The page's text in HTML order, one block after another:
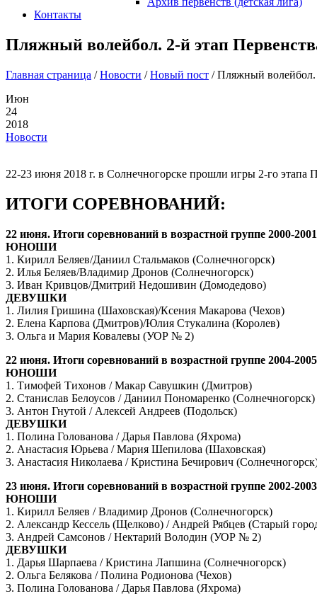
Контакты
Пляжный волейбол. 2-й этап
Главная страница /Новости /Новый пост /Пляжный волейбол.
Июн
24
2018
Новости
22-23 июня 2018 г. в Солнечногорске прошли игры 2-го этапа
ИТОГИ СОРЕВНОВАНИЙ:
22 июня. Итоги соревнований в возрастной группе 2000-
ЮНОШИ
1. Кирилл Беляев/Даниил Стальмаков (Солнечногорск)
2. Илья Беляев/Владимир Дронов (Солнечногорск)
3. Иван Кривцов/Дмитрий Недошивин (Домодедово)
ДЕВУШКИ
1. Лилия Гришина (Шаховская)/Ксения Макарова (Чехов)
2. Елена Карпова (Дмитров)/Юлия Стукалина (Королев)
3. Ольга и Мария Ковалевы (УОР № 2)
22 июня. Итоги соревнований в возрастной группе 2004-
ЮНОШИ
1. Тимофей Тихонов / Макар Савушкин (Дмитров)
2. Станислав Белоусов / Даниил Пономаренко (Солнечногорск)
3. Антон Гнутой / Алексей Андреев (Подольск)
ДЕВУШКИ
1. Полина Голованова / Дарья Павлова (Яхрома)
2. Анастасия Юрьева / Мария Шепилова (Шаховская)
3. Анастасия Николаева / Кристина Бечирович
23 июня. Итоги соревнований в возрастной группе 2002-
ЮНОШИ
1. Кирилл Беляев / Владимир Дронов (Солнечногорск)
2. Александр Кессель (Щелково) / Андрей Рябцев (Старый
3. Андрей Самсонов / Нектарий Володин (УОР № 2)
ДЕВУШКИ
1. Дарья Шарпаева / Кристина Лапшина (Солнечногорск)
2. Ольга Белякова / Полина Родионова (Чехов)
3. Полина Голованова / Дарья Павлова (Яхрома)